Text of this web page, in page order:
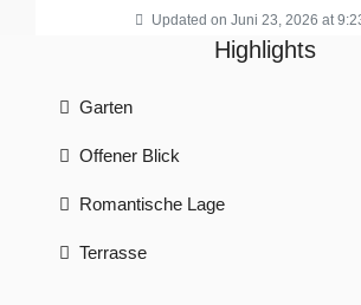
Updated on Juni 23, 2026 at
Highlights
Garten
Offener Blick
Romantische Lage
Terrasse